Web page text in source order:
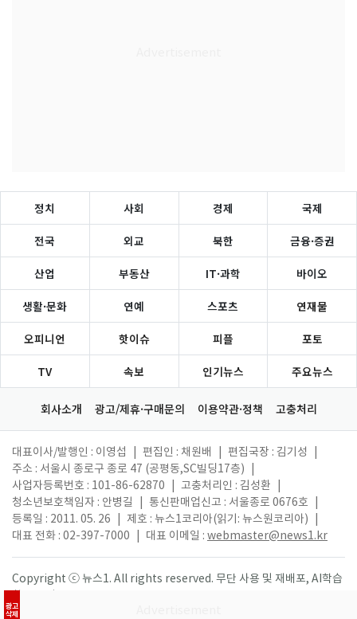
광고
삭제
정치 사회 경제 국제
전국 외교 북한 금융·증권
산업 부동산 IT·과학 바이오
생활·문화 연예 스포츠 연재물
오피니언 핫이슈 피플 포토
TV 속보 인기뉴스 주요뉴스
회사소개 광고/제휴·구매문의 이용약관·정책 고충처리
대표이사/발행인 : 이영섭 편집인 : 채원배 편집국장 : 김기성
주소 : 서울시 종로구 종로 47 (공평동,SC빌딩17층)
사업자등록번호 : 101-86-62870
고충처리인 : 김성환
청소년보호책임자 : 안병길
통신판매업신고 : 서울종로 0676호
등록일 : 2011. 05. 26
제호 : 뉴스1코리아(읽기: 뉴스원코리아)
대표 전화 : 02-397-7000
대표 이메일 : webmaster@news1.kr
Copyright ⓒ 뉴스1. All rights reserved. 무단 사용 및 재배포, AI학습
활용 금지.